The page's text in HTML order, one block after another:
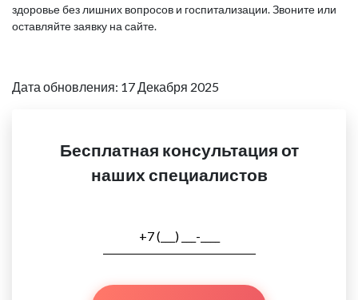
здоровье без лишних вопросов и госпитализации. Звоните или
оставляйте заявку на сайте.
Дата обновления: 17 Декабря 2025
Бесплатная консультация от
наших специалистов